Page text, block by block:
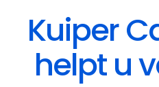
Kuiper
helpt u